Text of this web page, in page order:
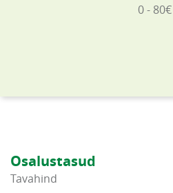
0 - 80€
Osalustasud
Tavahind